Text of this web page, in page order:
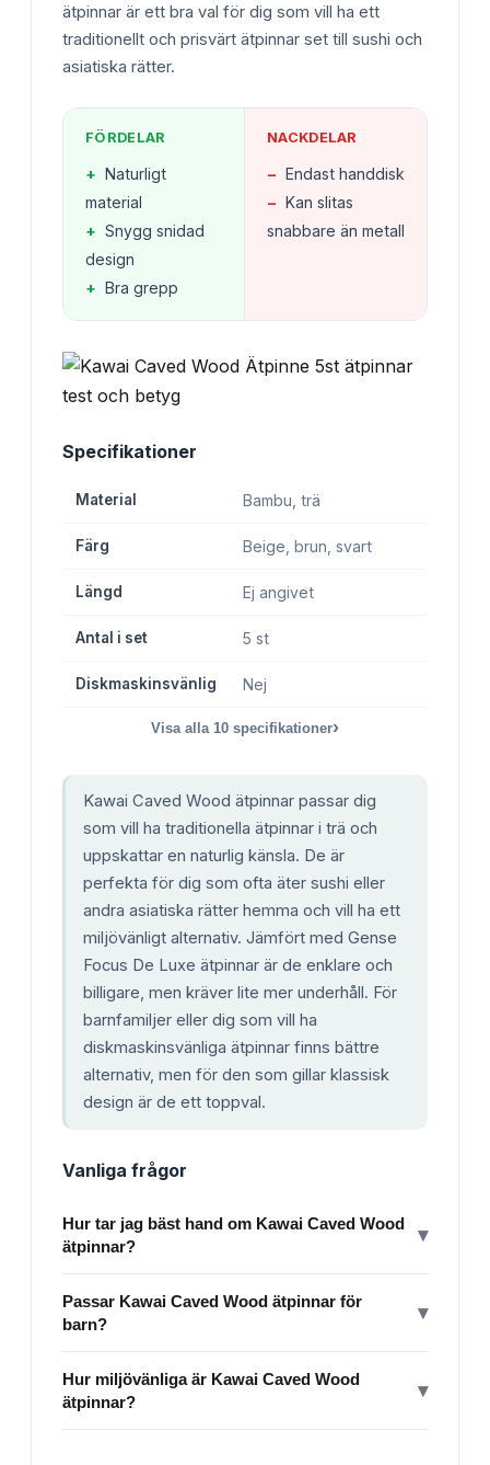
ätpinnar är ett bra val för dig som vill ha ett
traditionellt och prisvärt ätpinnar set till sushi och
asiatiska rätter.
FÖRDELAR
+ Naturligt
material
+ Snygg snidad
design
+ Bra grepp
NACKDELAR
− Endast handdisk
− Kan slitas
snabbare än metall
Specifikationer
Material Bambu, trä
Färg Beige, brun, svart
Längd Ej angivet
Antal i set 5 st
Diskmaskinsvänlig Nej
Visa alla 10 specifikationer›
Kawai Caved Wood ätpinnar passar dig
som vill ha traditionella ätpinnar i trä och
uppskattar en naturlig känsla. De är
perfekta för dig som ofta äter sushi eller
andra asiatiska rätter hemma och vill ha ett
miljövänligt alternativ. Jämfört med Gense
Focus De Luxe ätpinnar är de enklare och
billigare, men kräver lite mer underhåll. För
barnfamiljer eller dig som vill ha
diskmaskinsvänliga ätpinnar finns bättre
alternativ, men för den som gillar klassisk
design är de ett toppval.
Vanliga frågor
Hur tar jag bäst hand om Kawai Caved Wood
ätpinnar?
▾
Passar Kawai Caved Wood ätpinnar för
barn?
▾
Hur miljövänliga är Kawai Caved Wood
ätpinnar?
▾